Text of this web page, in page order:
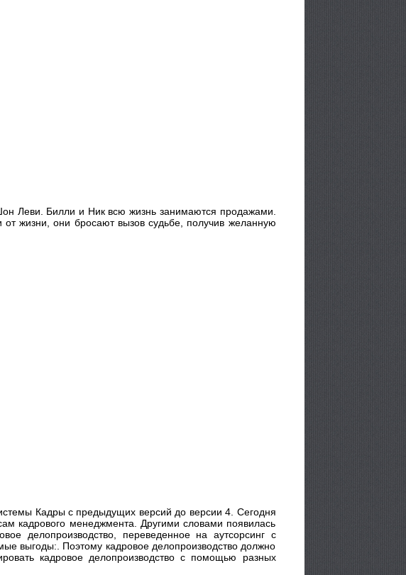
Леви. Билли и Ник всю жизнь занимаются продажами.
жизни, они бросают вызов судьбе, получив желанную
Кадры с предыдущих версий до версии 4. Сегодня
кадрового менеджмента. Другими словами появилась
делопроизводство, переведенное на аутсорсинг с
выгоды:. Поэтому кадровое делопроизводство должно
кадровое делопроизводство с помощью разных